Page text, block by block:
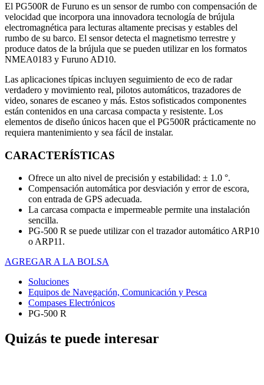
El PG500R de Furuno es un sensor de rumbo con compensación de
velocidad que incorpora una innovadora tecnología de brújula
electromagnética para lecturas altamente precisas y estables del
rumbo de su barco. El sensor detecta el magnetismo terrestre y
produce datos de la brújula que se pueden utilizar en los formatos
NMEA0183 y Furuno AD10.
Las aplicaciones típicas incluyen seguimiento de eco de radar
verdadero y movimiento real, pilotos automáticos, trazadores de
video, sonares de escaneo y más. Estos sofisticados componentes
están contenidos en una carcasa compacta y resistente. Los
elementos de diseño únicos hacen que el PG500R prácticamente no
requiera mantenimiento y sea fácil de instalar.
CARACTERÍSTICAS
Ofrece un alto nivel de precisión y estabilidad: ± 1.0 °.
Compensación automática por desviación y error de escora,
con entrada de GPS adecuada.
La carcasa compacta e impermeable permite una instalación
sencilla.
PG-500 R se puede utilizar con el trazador automático ARP10
o ARP11.
AGREGAR A LA BOLSA
Soluciones
Equipos de Navegación, Comunicación y Pesca
Compases Electrónicos
PG-500 R
Quizás te puede interesar